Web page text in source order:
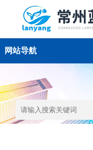
网站导航